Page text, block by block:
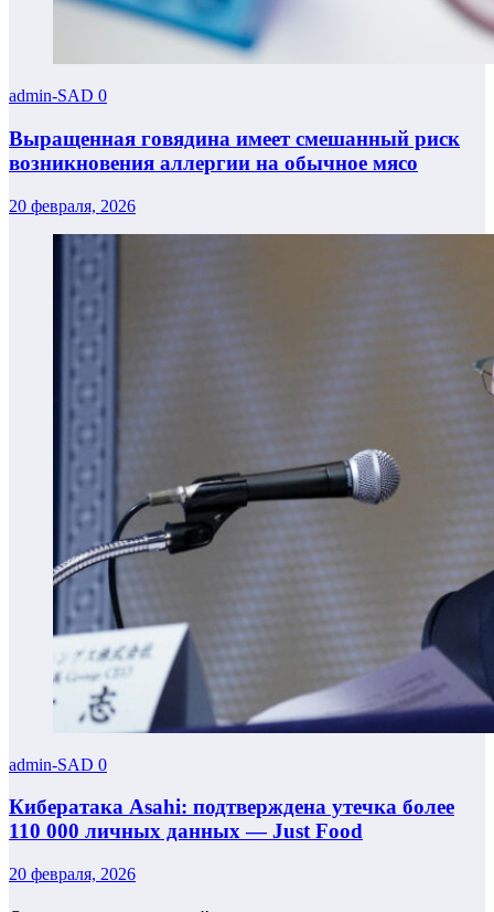
admin-SAD 0
Выращенная говядина имеет смешанный риск
возникновения аллергии на обычное мясо
20 февраля, 2026
admin-SAD 0
Кибератака Asahi: подтверждена утечка более
110 000 личных данных — Just Food
20 февраля, 2026